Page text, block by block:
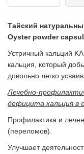
Тайский
Oyster powder
Устричный кальций
кальция, который
довольно легко
Лечебно-
дефицита кальция в
Профилактика и
(переломов).
Улучшает